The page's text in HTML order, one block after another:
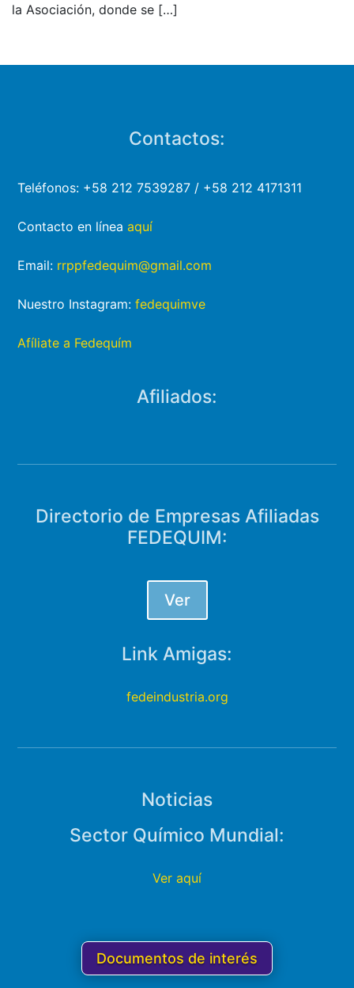
la Asociación, donde se […]
Contactos:
Teléfonos: +58 212 7539287 / +58 212 4171311
Contacto en líneaaquí
Email: rrppfedequim@gmail.com
Nuestro Instagram:fedequimve
Afíliate a Fedequím
Afiliados:
Directorio de Empresas Afiliadas
FEDEQUIM:
Ver
Link Amigas:
fedeindustria.org
Noticias
Sector Químico Mundial:
Ver aquí
Documentos de interés